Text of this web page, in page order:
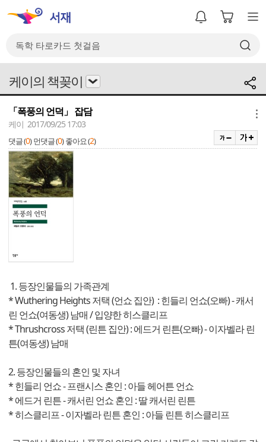
케이의 책꽂이
「폭풍의 언덕」 잡담
케이 2017/09/25 17:03
댓글 (0) 먼댓글 (0) 좋아요 (2)
1. 등장인물들의 가족관계
* Wuthering Heights 저택 (언쇼 집안) : 힌들리 언쇼(오빠) - 캐서
린 언쇼(여동생) 남매 / 입양한 히스클리프
* Thrushcross 저택 (린튼 집안) : 에드거 린튼(오빠) - 이자벨라 린
튼(여동생) 남매
2. 등장인물들의 혼인 및 자녀
* 힌들리 언쇼 - 프랜시스 혼인 : 아들 헤어튼 언쇼
* 에드거 린튼 - 캐서린 언쇼 혼인 : 딸 캐서린 린튼
* 히스클리프 - 이자벨라 린튼 혼인 : 아들 린튼 히스클리프